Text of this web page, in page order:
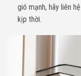
gió mạnh, hãy liên
kịp thời.